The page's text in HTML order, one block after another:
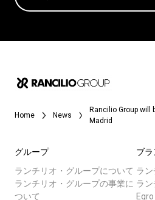
Home News
Rancilio Group will
Madrid
グループ
ランチリオ・グループについて
ランチリオ・グループの事業に
ついて
ブラ
ラ
ラ
Egro